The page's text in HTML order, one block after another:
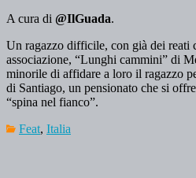
A cura di @IlGuada.
Un ragazzo difficile, con già dei reati
associazione, “Lunghi cammini” di
minorile di affidare a loro il ragazzo
di Santiago, un pensionato che si
“spina nel fianco”.
Feat, Italia